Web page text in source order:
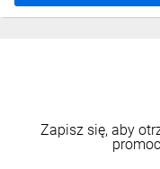
Zapisz się, aby